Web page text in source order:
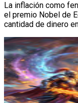
La inflación como
el premio Nobel de
cantidad de dinero